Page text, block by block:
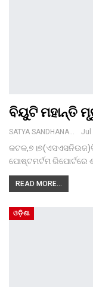
ବିୟୁଟି ମହାନ୍ତି
SATYA SANDHANA DESK Jul
ପୋଷ୍ଟମର୍ଟମ ରିପୋର୍ଟରେ
READ MORE...
ଓଡ଼ିଶା